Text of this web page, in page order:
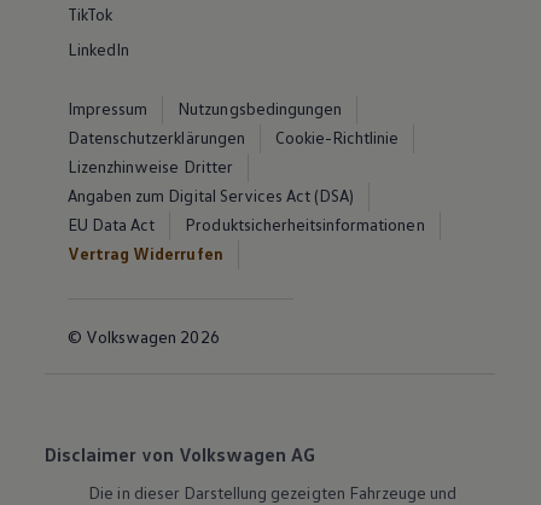
TikTok
LinkedIn
Impressum
Nutzungsbedingungen
Datenschutzerklärungen
Cookie-Richtlinie
Lizenzhinweise Dritter
Angaben zum Digital Services Act (DSA)
EU Data Act
Produktsicherheitsinformationen
Vertrag Widerrufen
© Volkswagen 2026
Disclaimer von Volkswagen AG
Die in dieser Darstellung gezeigten Fahrzeuge und